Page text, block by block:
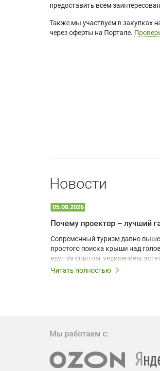
предоставить всем
Также мы участвуем в закупках
через оферты на Портале.
Новости
05.08.2026
Современный туризм давно
простого поиска крыши над
едут за опытом: уединением,
ощущениями. Владельцы A-frame
эффективных и бюджетных
проектора.
Читать полностью
Мы работаем с: